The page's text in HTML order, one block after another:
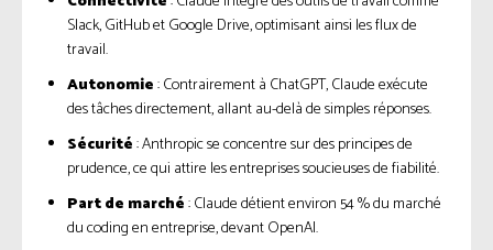
Slack, GitHub et Google Drive, optimisant ainsi les flux de
travail.
Autonomie: Contrairement à ChatGPT, Claude exécute
des tâches directement, allant au-delà de simples réponses.
Sécurité: Anthropic se concentre sur des principes de
prudence, ce qui attire les entreprises soucieuses de fiabilité.
Part de marché: Claude détient environ 54 % du marché
du coding en entreprise, devant OpenAI.